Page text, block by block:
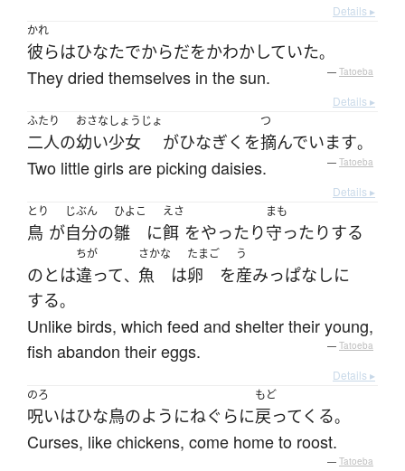
Details ▸
かれ
彼らはひなたでからだをかわかしていた。
They dried themselves in the sun. — Tatoeba
Details ▸
ふたり
二人の
おさな
幼い
しょうじょ
少女 がひなぎく を
つ
摘んでいます。
Two little girls are picking daisies. — Tatoeba
Details ▸
とり
鳥 が
じぶん
自分の
ひよこ
雛 に
えさ
餌 をやったり
まも
守ったりする
のとは
ちが
違って、
さかな
魚 は
たまご
卵 を
う
産みっぱなしに
する。
Unlike birds, which feed and shelter their young,
fish abandon their eggs.
— Tatoeba
Details ▸
のろ
呪いはひな鳥のようにねぐらに
もど
戻ってくる。
Curses, like chickens, come home to roost.
— Tatoeba